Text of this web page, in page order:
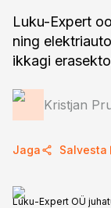
Luku-Expert
ning
ikkagi
Kristjan
Jaga Salvesta
Luku-Expert OÜ